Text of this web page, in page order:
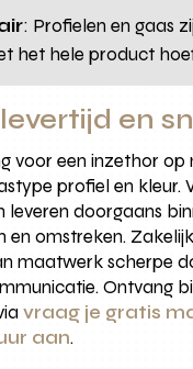
: Profielen en gaas
het hele product
en
voor een inzethor
profiel en kleur.
leveren doorgaans
en omstreken.
maatwerk scherpe
Ontvang
vraag je gratis
aan.